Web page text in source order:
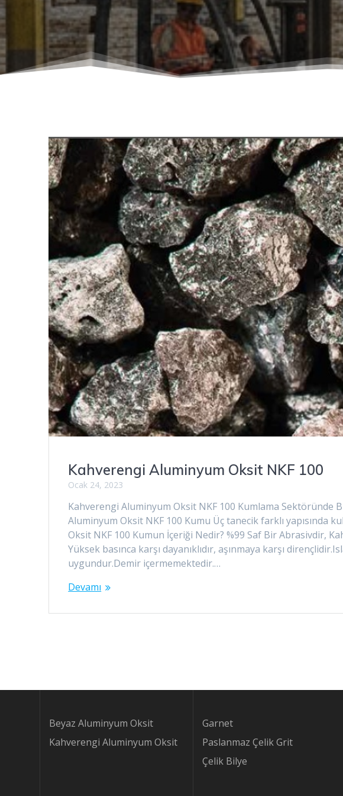
Kahverengi Aluminyum Oksit NKF 100
Ocak 24, 2023
Kahverengi Aluminyum Oksit NKF 100 Kumlama Sektöründe
Aluminyum Oksit NKF 100 Kumu Üç tanecik farklı yapısında
Oksit NKF 100 Kumun İçeriği Nedir? %99 Saf Bir Abrasivdir,
Yüksek basınca karşı dayanıklıdır, aşınmaya karşı
uygundur.Demir içermemektedir.…
Devamı
Beyaz Aluminyum Oksit
Kahverengi Aluminyum Oksit
Garnet
Paslanmaz Çelik Grit
Çelik Bilye